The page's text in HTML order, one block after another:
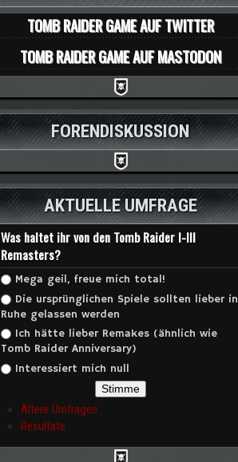
TOMB RAIDER GAME AUF TWITTER
TOMB RAIDER GAME AUF MASTODON
FORENDISKUSSION
AKTUELLE UMFRAGE
Was haltet ihr von den Tomb Raider I-III
Remasters?
Auswahlmöglichkeiten
Mega geil, freue mich total!
Die ursprünglichen Spiele sollten lieber in
Ruhe gelassen werden
Ich hätte lieber Remakes (ähnlich wie
Tomb Raider Anniversary)
Interessiert mich null
Ältere Umfragen
Resultate